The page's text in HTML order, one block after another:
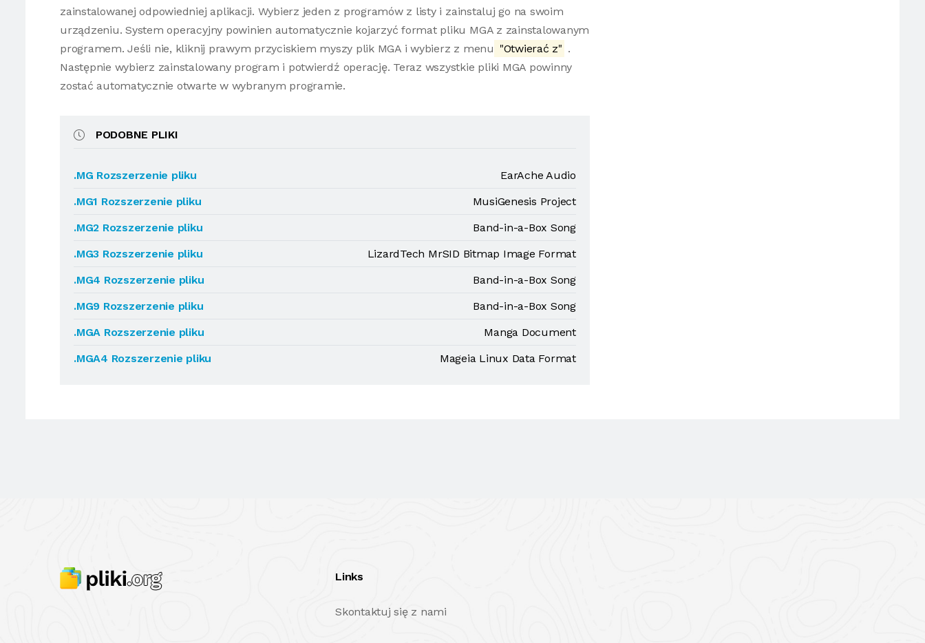
zainstalowanej odpowiedniej aplikacji. Wybierz jeden z programów z listy i zainstaluj go na swoim
urządzeniu. System operacyjny powinien automatycznie kojarzyć format pliku MGA z zainstalowanym
programem. Jeśli nie, kliknij prawym przyciskiem myszy plik MGA i wybierz z menu "Otwierać z" .
Następnie wybierz zainstalowany program i potwierdź operację. Teraz wszystkie pliki MGA powinny
zostać automatycznie otwarte w wybranym programie.
PODOBNE PLIKI
.MG Rozszerzenie pliku
EarAche Audio
.MG1 Rozszerzenie pliku
MusiGenesis Project
.MG2 Rozszerzenie pliku
Band-in-a-Box Song
.MG3 Rozszerzenie pliku
LizardTech MrSID Bitmap Image Format
.MG4 Rozszerzenie pliku
Band-in-a-Box Song
.MG9 Rozszerzenie pliku
Band-in-a-Box Song
.MGA Rozszerzenie pliku
Manga Document
.MGA4 Rozszerzenie pliku
Mageia Linux Data Format
Links
Skontaktuj się z nami